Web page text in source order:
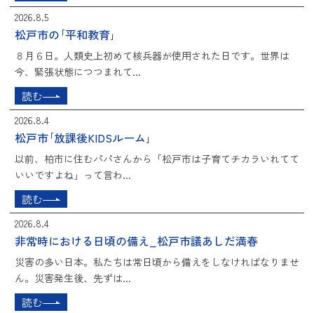
2026.8.5
松戸市の｢平和教育｣
８月６日。人類史上初めて核兵器が使用された日です。世界は
今、緊張状態につつまれて...
読む
2026.8.4
松戸市｢放課後KIDSルーム｣
以前、柏市に住むパパさんから「松戸市は子育てチカラいれてて
いいですよね」って言わ...
読む
2026.8.4
非常時における日頃の備え_松戸市議あしだ満春
災害の多い日本。私たちは常日頃から備えをしなければなりませ
ん。災害発生後、先ずは...
読む